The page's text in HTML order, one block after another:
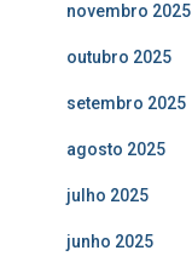
novembro 2025
outubro 2025
setembro 2025
agosto 2025
julho 2025
junho 2025